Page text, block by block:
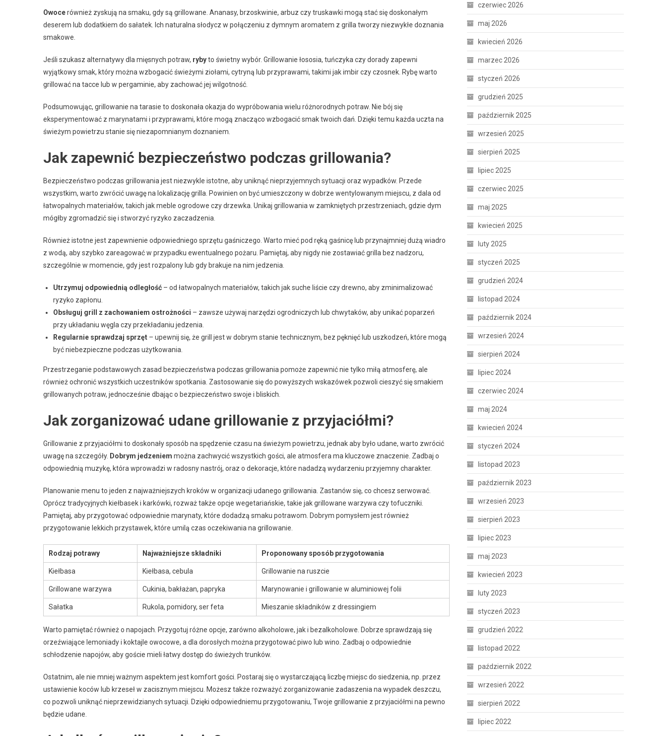
Owocerównież zyskują na smaku, gdy są grillowane. Ananasy, brzoskwinie, arbuz czy truskawki mogą stać się doskonałym
deserem lub dodatkiem do sałatek. Ich naturalna słodycz w połączeniu z dymnym aromatem z grilla tworzy niezwykłe doznania
smakowe.
Jeśli szukasz alternatywy dla mięsnych potraw, rybyto świetny wybór. Grillowanie łososia, tuńczyka czy dorady zapewni
wyjątkowy smak, który można wzbogacić świeżymi ziołami, cytryną lub przyprawami, takimi jak imbir czy czosnek. Rybę warto
grillować na tacce lub w pergaminie, aby zachować jej wilgotność.
Podsumowując, grillowanie na tarasie to doskonała okazja do wypróbowania wielu różnorodnych potraw. Nie bój się
eksperymentować z marynatami i przyprawami, które mogą znacząco wzbogacić smak twoich dań. Dzięki temu każda uczta na
świeżym powietrzu stanie się niezapomnianym doznaniem.
Jak zapewnić bezpieczeństwo podczas grillowania?
Bezpieczeństwo podczas grillowania jest niezwykle istotne, aby uniknąć nieprzyjemnych sytuacji oraz wypadków. Przede
wszystkim, warto zwrócić uwagę na lokalizację grilla. Powinien on być umieszczony w dobrze wentylowanym miejscu, z dala od
łatwopalnych materiałów, takich jak meble ogrodowe czy drzewka. Unikaj grillowania w zamkniętych przestrzeniach, gdzie dym
mógłby zgromadzić się i stworzyć ryzyko zaczadzenia.
Również istotne jest zapewnienie odpowiedniego sprzętu gaśniczego. Warto mieć pod ręką gaśnicę lub przynajmniej dużą wiadro
z wodą, aby szybko zareagować w przypadku ewentualnego pożaru. Pamiętaj, aby nigdy nie zostawiać grilla bez nadzoru,
szczególnie w momencie, gdy jest rozpalony lub gdy brakuje na nim jedzenia.
Utrzymuj odpowiednią odległość – od łatwopalnych materiałów, takich jak suche liście czy drewno, aby zminimalizować
ryzyko zapłonu.
Obsługuj grill z zachowaniem ostrożności – zawsze używaj narzędzi ogrodniczych lub chwytaków, aby unikać poparzeń
przy układaniu węgla czy przekładaniu jedzenia.
Regularnie sprawdzaj sprzęt – upewnij się, że grill jest w dobrym stanie technicznym, bez pęknięć lub uszkodzeń, które mogą
być niebezpieczne podczas użytkowania.
Przestrzeganie podstawowych zasad bezpieczeństwa podczas grillowania pomoże zapewnić nie tylko miłą atmosferę, ale
również ochronić wszystkich uczestników spotkania. Zastosowanie się do powyższych wskazówek pozwoli cieszyć się smakiem
grillowanych potraw, jednocześnie dbając o bezpieczeństwo swoje i bliskich.
Jak zorganizować udane grillowanie z przyjaciółmi?
Grillowanie z przyjaciółmi to doskonały sposób na spędzenie czasu na świeżym powietrzu, jednak aby było udane, warto zwrócić
uwagę na szczegóły. Dobrym jedzeniem można zachwycić wszystkich gości, ale atmosfera ma kluczowe znaczenie. Zadbaj o
odpowiednią muzykę, która wprowadzi w radosny nastrój, oraz o dekoracje, które nadadzą wydarzeniu przyjemny charakter.
Planowanie menu to jeden z najważniejszych kroków w organizacji udanego grillowania. Zastanów się, co chcesz serwować.
Oprócz tradycyjnych kiełbasek i karkówki, rozważ także opcje wegetariańskie, takie jak grillowane warzywa czy tofuczniki.
Pamiętaj, aby przygotować odpowiednie marynaty, które dodadzą smaku potrawom. Dobrym pomysłem jest również
przygotowanie lekkich przystawek, które umilą czas oczekiwania na grillowanie.
Rodzaj potrawy Najważniejsze składniki Proponowany sposób przygotowania
Kiełbasa Kiełbasa, cebula Grillowanie na ruszcie
Grillowane warzywa Cukinia, bakłażan, papryka Marynowanie i grillowanie w aluminiowej folii
Sałatka Rukola, pomidory, ser feta Mieszanie składników z dressingiem
Warto pamiętać również o napojach. Przygotuj różne opcje, zarówno alkoholowe, jak i bezalkoholowe. Dobrze sprawdzają się
orzeźwiające lemoniady i koktajle owocowe, a dla dorosłych można przygotować piwo lub wino. Zadbaj o odpowiednie
schłodzenie napojów, aby goście mieli łatwy dostęp do świeżych trunków.
Ostatnim, ale nie mniej ważnym aspektem jest komfort gości. Postaraj się o wystarczającą liczbę miejsc do siedzenia, np. przez
ustawienie koców lub krzeseł w zacisznym miejscu. Możesz także rozważyć zorganizowanie zadaszenia na wypadek deszczu,
co pozwoli uniknąć nieprzewidzianych sytuacji. Dzięki odpowiedniemu przygotowaniu, Twoje grillowanie z przyjaciółmi na pewno
będzie udane.
czerwiec 2026
maj 2026
kwiecień 2026
marzec 2026
styczeń 2026
grudzień 2025
październik 2025
wrzesień 2025
sierpień 2025
lipiec 2025
czerwiec 2025
maj 2025
kwiecień 2025
luty 2025
styczeń 2025
grudzień 2024
listopad 2024
październik 2024
wrzesień 2024
sierpień 2024
lipiec 2024
czerwiec 2024
maj 2024
kwiecień 2024
styczeń 2024
listopad 2023
październik 2023
wrzesień 2023
sierpień 2023
lipiec 2023
maj 2023
kwiecień 2023
luty 2023
styczeń 2023
grudzień 2022
listopad 2022
październik 2022
wrzesień 2022
sierpień 2022
lipiec 2022